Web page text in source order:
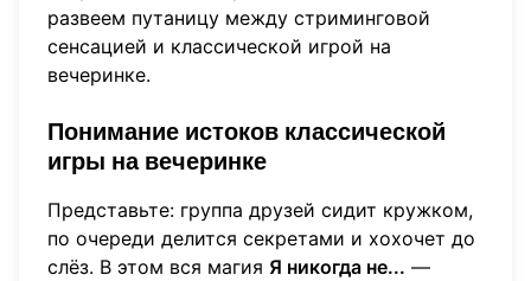
развеем путаницу между стриминговой
сенсацией и классической игрой на
вечеринке.
Понимание истоков классической
игры на вечеринке
Представьте: группа друзей сидит кружком,
по очереди делится секретами и хохочет до
слёз. В этом вся магия Я никогда не... —